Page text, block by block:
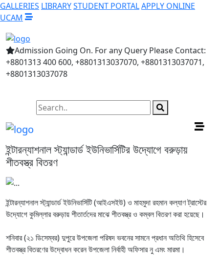
GALLERIES LIBRARYSTUDENT PORTALAPPLY ONLINE
UCAM
Admission Going On. For any Query Please Contact:
+8801313 400 600, +8801313037070, +8801313037071,
+8801313037078
ইন্টারন্যাশনাল স্ট্যান্ডার্ড ইউনিভার্সিটির উদ্যোগে বরুড়ায়
শীতবস্ত্র বিতরণ
ইন্টারন্যাশনাল স্ট্যান্ডার্ড ইউনিভার্সিটি (আইএসইউ) ও মাহমুদা রহমান কল্যাণ ট্রাস্টের
উদ্যোগে কুমিল্লার বরুড়ায় শীতার্তদের মাঝে শীতবস্ত্র ও কম্বল বিতরণ করা হয়েছে।
শনিবার (২১ ডিসেম্বর) দুপুরে উপজেলা পরিষদ ভবনের সামনে প্রধান অতিথি হিসেবে
শীতবস্ত্র বিতরণের উদ্বোধন করেন উপজেলা নির্বাহী অফিসার নু এমং মারমা।